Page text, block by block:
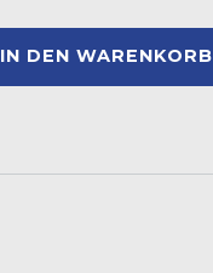
IN DEN WARENKORB